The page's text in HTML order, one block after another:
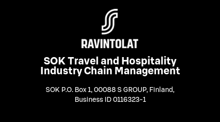
SOK Travel and Hospitality
Industry Chain Management
SOK P.O. Box 1, 00088 S GROUP, Finland ,
Business ID 0116323-1